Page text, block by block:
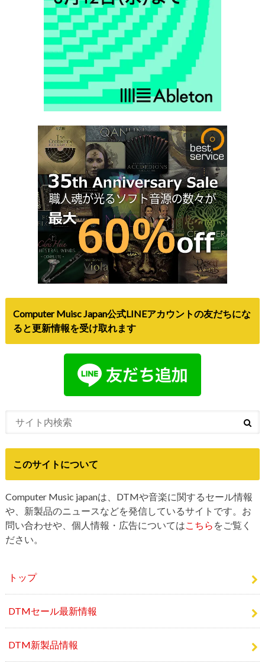
Computer Muisc Japan公式LINEアカウントの友だちにな
ると更新情報を受け取れます
このサイトについて
Computer Music japanは、DTMや音楽に関するセール情報
や、新製品のニュースなどを発信しているサイトです。お
問い合わせや、個人情報・広告についてはこちら をご覧く
ださい。
トップ
DTMセール最新情報
DTM新製品情報